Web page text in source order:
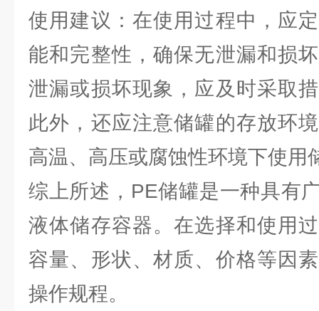
使用建议：在使用过程中，应
能和完整性，确保无泄漏和损
泄漏或损坏现象，应及时采取
此外，还应注意储罐的存放环
高温、高压或腐蚀性环境下使用
综上所述，PE储罐是一种具有
液体储存容器。在选择和使用
容量、形状、材质、价格等因
操作规程。